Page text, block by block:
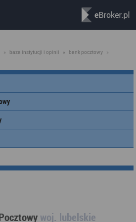
» baza instytucji i opinii » bank pocztowy »
woj. lubelskie